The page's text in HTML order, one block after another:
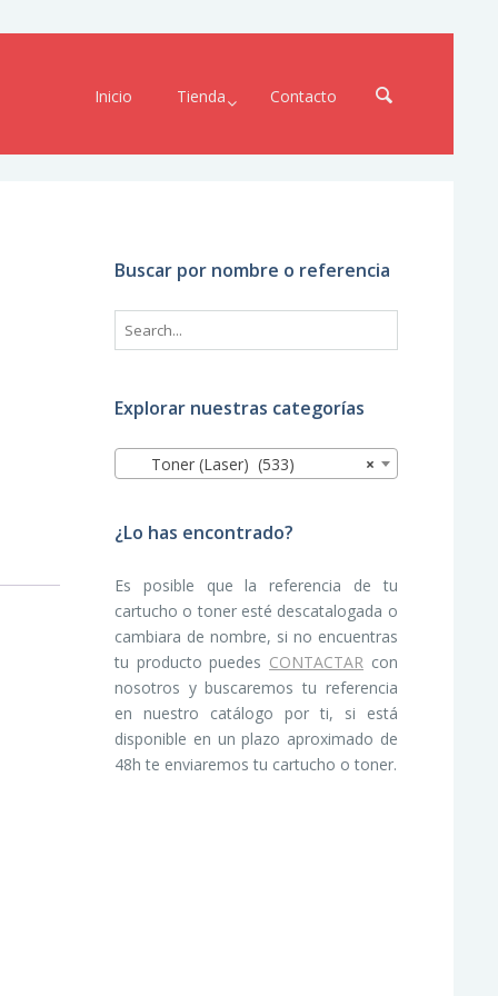
Inicio Tienda Contacto
Buscar por nombre o referencia
Explorar nuestras categorías
×
Toner (Laser) (533)
¿Lo has encontrado?
Es posible que la referencia de tu
cartucho o toner esté descatalogada o
cambiara de nombre, si no encuentras
tu producto puedes CONTACTAR con
nosotros y buscaremos tu referencia
en nuestro catálogo por ti, si está
disponible en un plazo aproximado de
48h te enviaremos tu cartucho o toner.